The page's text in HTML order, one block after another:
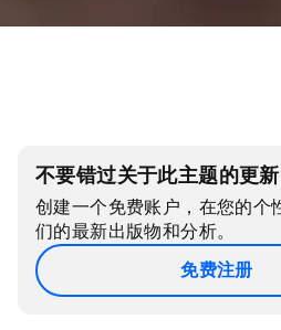
不要错过关于此主题的更新
创建一个免费账户，在您的个
们的最新出版物和分析。
免费注册